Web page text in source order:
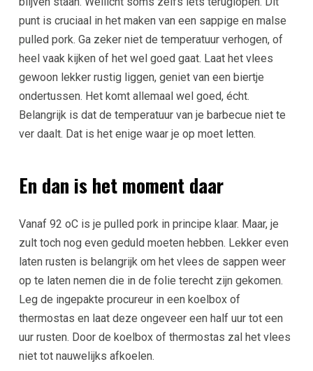
punt is cruciaal in het maken van een sappige en malse
pulled pork. Ga zeker niet de temperatuur verhogen, of
heel vaak kijken of het wel goed gaat. Laat het vlees
gewoon lekker rustig liggen, geniet van een biertje
ondertussen. Het komt allemaal wel goed, écht.
Belangrijk is dat de temperatuur van je barbecue niet te
ver daalt. Dat is het enige waar je op moet letten.
En dan is het moment daar
Vanaf 92 oC is je pulled pork in principe klaar. Maar, je
zult toch nog even geduld moeten hebben. Lekker even
laten rusten is belangrijk om het vlees de sappen weer
op te laten nemen die in de folie terecht zijn gekomen.
Leg de ingepakte procureur in een koelbox of
thermostas en laat deze ongeveer een half uur tot een
uur rusten. Door de koelbox of thermostas zal het vlees
niet tot nauwelijks afkoelen.